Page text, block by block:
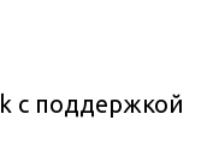
с поддержкой